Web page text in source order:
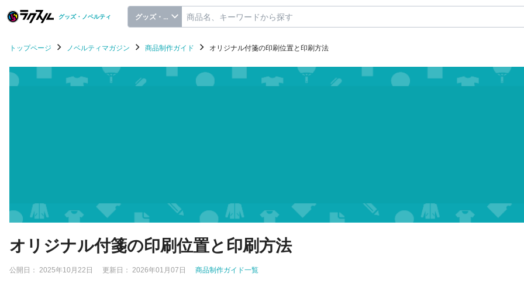
グッズ・ノベルティ グッズ・ノベルティ
トップページ ノベルティマガジン 商品制作ガイド オリジナル付箋の印刷位置と印刷方法
オリジナル付箋の印刷位置と印刷方法
公開日： 2025年10月22日 更新日： 2026年01月07日 商品制作ガイド一覧